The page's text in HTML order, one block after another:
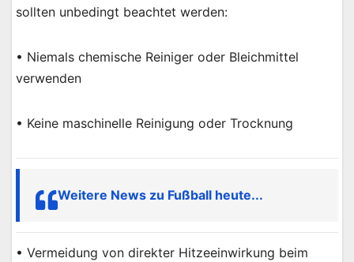
sollten unbedingt beachtet werden:
• Niemals chemische Reiniger oder Bleichmittel
verwenden
• Keine maschinelle Reinigung oder Trocknung
Weitere News zu Fußball heute...
• Vermeidung von direkter Hitzeeinwirkung beim